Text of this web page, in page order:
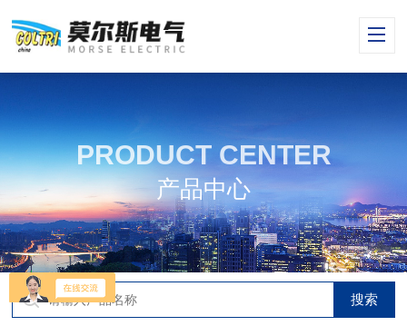
PRODUCT CENTER
产品中心